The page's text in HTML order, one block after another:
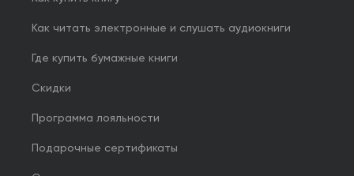
Как читать электронные и слушать аудиокниги
Где купить бумажные книги
Скидки
Программа лояльности
Подарочные сертификаты